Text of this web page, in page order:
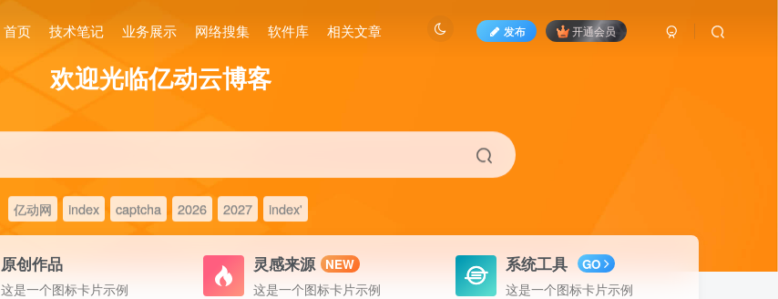
发布 开通会员
首页 技术笔记 业务展示 网络搜集 软件库 相关文章
欢迎光临亿动云博客
亿动网 index captcha 2026 2027 index'
原创作品
这是一个图标卡片示例
灵感来源 NEW
这是一个图标卡片示例
系统工具 GO
这是一个图标卡片示例